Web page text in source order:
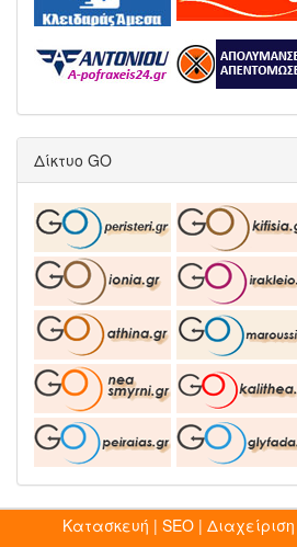
Δίκτυο GO
Κατασκευή | SEO |